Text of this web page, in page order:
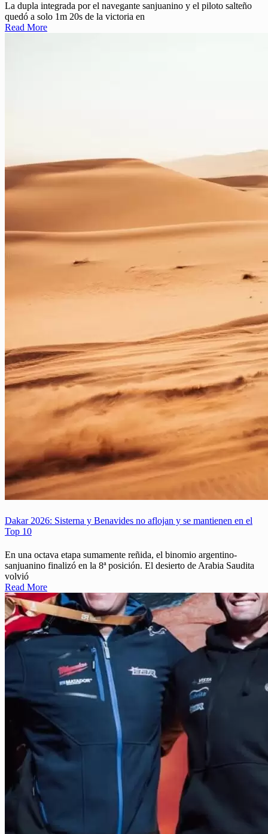
La dupla integrada por el navegante sanjuanino y el piloto salteño
quedó a solo 1m 20s de la victoria en
Read More
Dakar 2026: Sisterna y Benavides no aflojan y se mantienen en el
Top 10
En una octava etapa sumamente reñida, el binomio argentino-
sanjuanino finalizó en la 8ª posición. El desierto de Arabia Saudita
volvió
Read More